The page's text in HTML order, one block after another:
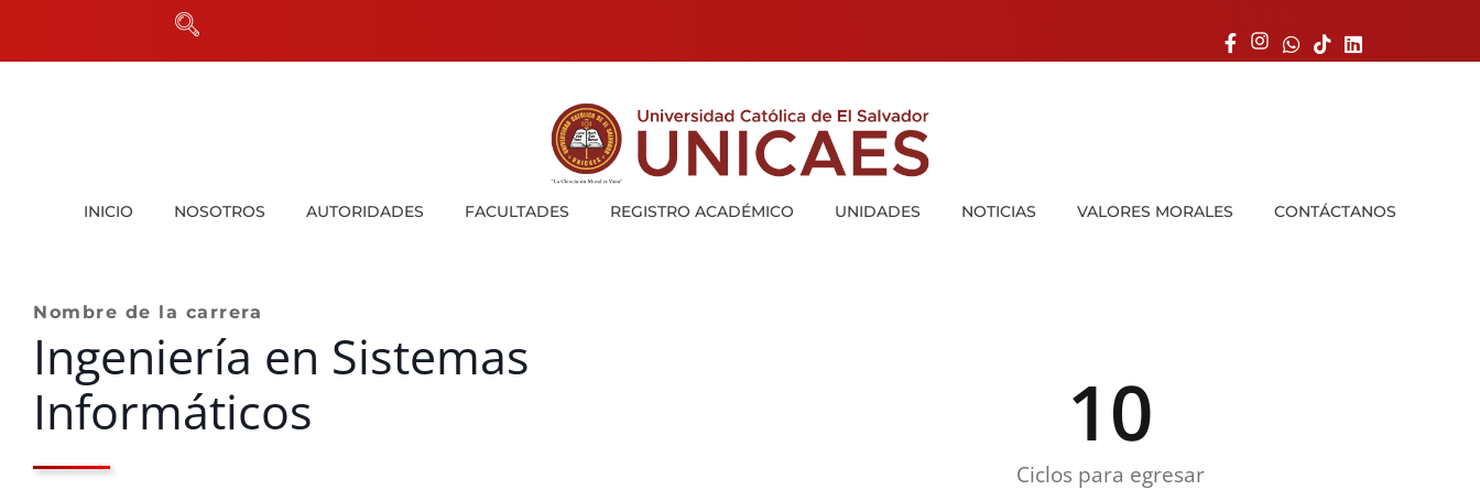
Universidad Católica de El Salvador
UNICAES
INICIO NOSOTROS AUTORIDADES FACULTADES REGISTRO ACADÉMICO UNIDADES NOTICIAS VALORES MORALES CONTÁCTANOS
Nombre de la carrera
Ingeniería en Sistemas
Informáticos
Ciclos para egresar
10